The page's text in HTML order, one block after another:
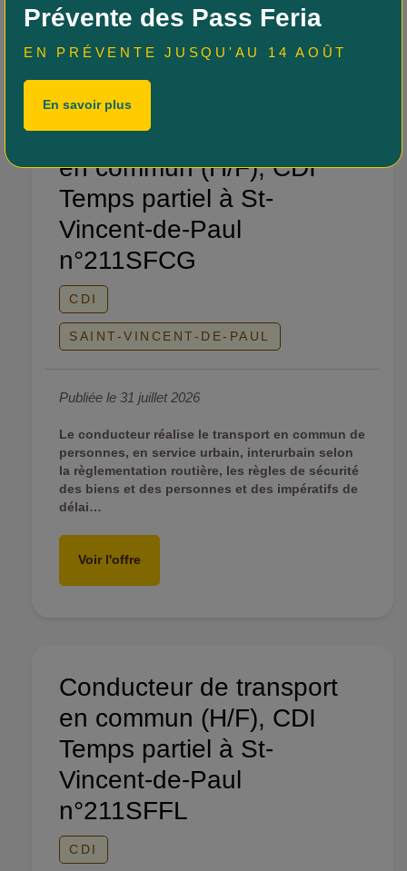
Voir l'offre
Conducteur de transport
en commun (H/F), CDI
Temps partiel à St-
Vincent-de-Paul
n°211SFCG
CDI
SAINT-VINCENT-DE-PAUL
Publiée le 31 juillet 2026
Le conducteur réalise le transport en commun de
personnes, en service urbain, interurbain selon
la règlementation routière, les règles de sécurité
des biens et des personnes et des impératifs de
délai…
Voir l'offre
Conducteur de transport
en commun (H/F), CDI
Temps partiel à St-
Vincent-de-Paul
n°211SFFL
CDI
Prévente des Pass Feria
EN PRÉVENTE JUSQU'AU 14 AOÛT
En savoir plus